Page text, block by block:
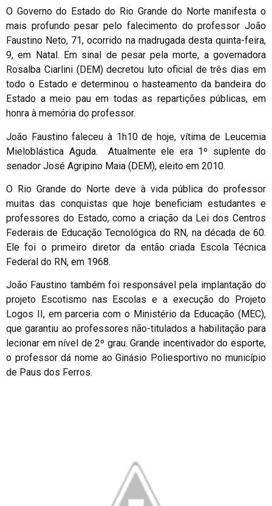
O Governo do Estado do Rio Grande do Norte manifesta o
mais profundo pesar pelo falecimento do professor João
Faustino Neto, 71, ocorrido na madrugada desta quinta-feira,
9, em Natal. Em sinal de pesar pela morte, a governadora
Rosalba Ciarlini (DEM) decretou luto oficial de três dias em
todo o Estado e determinou o hasteamento da bandeira do
Estado a meio pau em todas as repartições públicas, em
honra à memória do professor.
João Faustino faleceu à 1h10 de hoje, vítima de Leucemia
Mieloblástica Aguda. Atualmente ele era 1º suplente do
senador José Agripino Maia (DEM), eleito em 2010.
O Rio Grande do Norte deve à vida pública do professor
muitas das conquistas que hoje beneficiam estudantes e
professores do Estado, como a criação da Lei dos Centros
Federais de Educação Tecnológica do RN, na década de 60.
Ele foi o primeiro diretor da então criada Escola Técnica
Federal do RN, em 1968.
João Faustino também foi responsável pela implantação do
projeto Escotismo nas Escolas e a execução do Projeto
Logos II, em parceria com o Ministério da Educação (MEC),
que garantiu ao professores não-titulados a habilitação para
lecionar em nível de 2º grau. Grande incentivador do esporte,
o professor dá nome ao Ginásio Poliesportivo no município
de Paus dos Ferros.